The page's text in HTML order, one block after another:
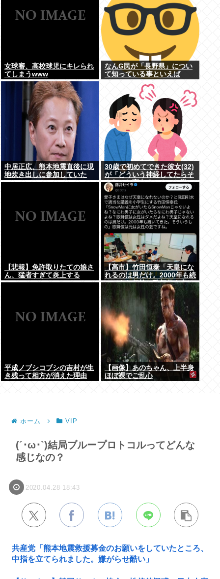
女球審、高校球児にキレられ
てしまうwww
なんG民が「長野県」につい
て知っている事といえば
中居正広、熊本地震直後に現
地炊き出しに参加していた
30歳で初めてできた彼女(32)
が「どういう神経してたらそ
んなこと言えるの？」と激
怒、その理由がｗｗｗ
【悲報】免許取りたての娘さ
ん、猛者すぎて炎上する
www
【高市】竹田恒泰「天皇にな
れるのは男だけ。2000年も続
いてきた伝統。歌舞伎も女は
駄目だよね？」
平成ノブシコブシの吉村が生
き残って相方が消えた理由
【画像】あのちゃん、上半身
ほぼ裸でご乱心
ホーム VIP
(´･ω･`)結局ブループロトコルってどんな
感じなの？
2020.04.28 18:43
共産党「熊本地震救援募金のお願いをしていたところ、
中指を立てられました。嫌がらせ酷い」